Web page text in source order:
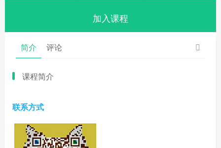
加入课程
简介 评论
课程简介
联系方式